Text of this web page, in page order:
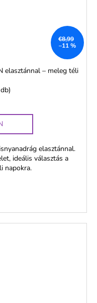
€8,99
–11 %
elasztánnal – meleg téli
elasztánnal.
ideális választás a
napokra.